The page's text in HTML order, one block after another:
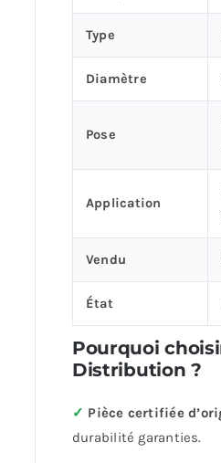
Type
Diamètre
Pose
Application
Vendu
État
Pourquoi
Distribution ?
✓ Pièce certifiée
durabilité garanties.